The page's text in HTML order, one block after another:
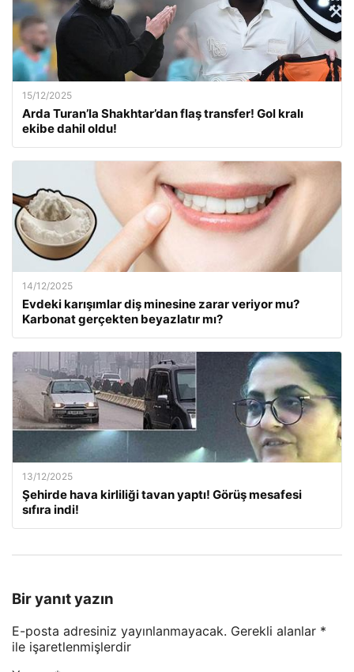
15/12/2025
Arda Turan’la Shakhtar’dan flaş transfer! Gol kralı
ekibe dahil oldu!
14/12/2025
Evdeki karışımlar diş minesine zarar veriyor mu?
Karbonat gerçekten beyazlatır mı?
13/12/2025
Şehirde hava kirliliği tavan yaptı! Görüş mesafesi
sıfıra indi!
Bir yanıt yazın
E-posta adresiniz yayınlanmayacak. Gerekli alanlar *
ile işaretlenmişlerdir